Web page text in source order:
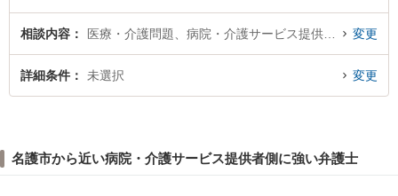
相談内容 変更
詳細条件 未選択 変更
名護市から近い病院・介護サービス提供者側に強い弁護士